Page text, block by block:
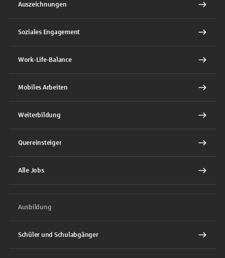
Auszeichnungen
Soziales Engagement
Work-Life-Balance
Mobiles Arbeiten
Weiterbildung
Quereinsteiger
Alle Jobs
Ausbildung
Schüler und Schulabgänger